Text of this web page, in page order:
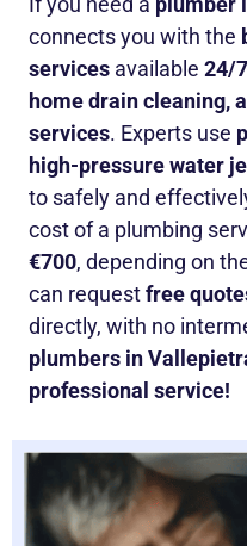
connects you with the
services available 24/7
home drain cleaning,
services. Experts use
high-pressure water
to safely and
cost of a plumbing
€700, depending on
can requestfree
directly, with no
plumbers in
professional service!